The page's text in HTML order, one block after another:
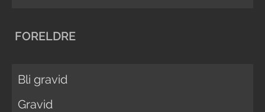
FORELDRE
Bli gravid
Gravid